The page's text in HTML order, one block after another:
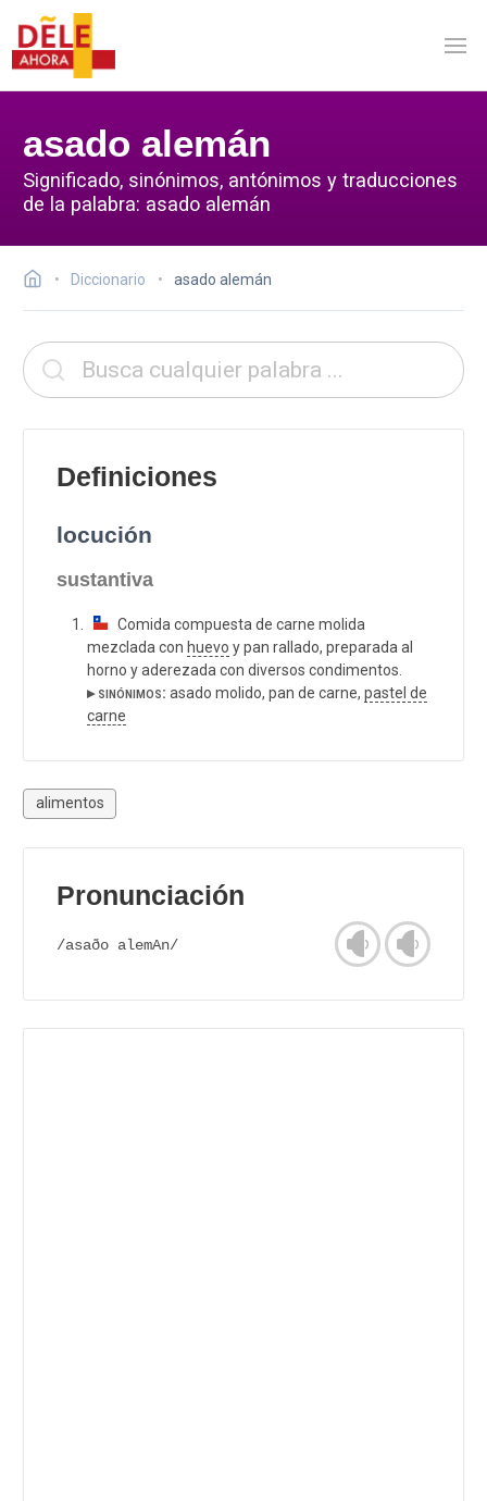
asado alemán
Significado, sinónimos, antónimos y traducciones
de la palabra: asado alemán
Diccionario asado alemán
Definiciones
locución
sustantiva
Comida compuesta de carne molida
mezclada con huevo y pan rallado, preparada al
horno y aderezada con diversos condimentos.
▸ sinónimos: asado molido, pan de carne, pastel de
carne
alimentos
Pronunciación
/asaðo alemAn/